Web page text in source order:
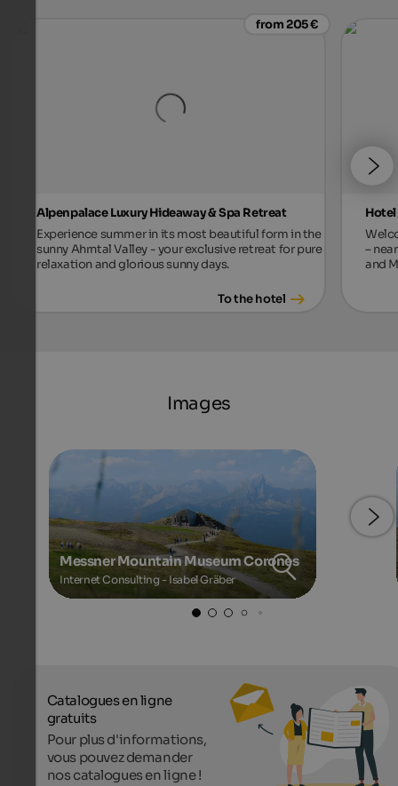
from 205 €
Alpenpalace Luxury Hideaway & Spa Retreat
Experience summer in its most beautiful form in the
sunny Ahrntal Valley - your exclusive retreat for pure
relaxation and glorious sunny days.
To the hotel
–
and
Images
Messner Mountain Museum Corones
Internet Consulting - Isabel Gräber
Catalogues en ligne
gratuits
Pour plus d'informations,
vous pouvez demander
nos catalogues en ligne !